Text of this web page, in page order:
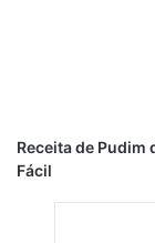
Receita de Pudim
Fácil